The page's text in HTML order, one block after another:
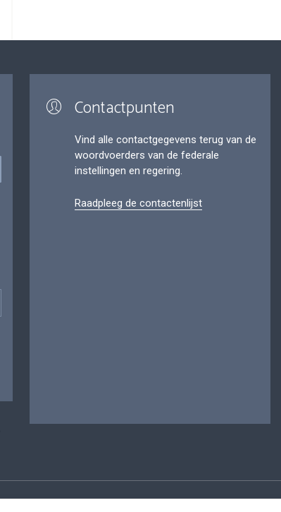
Contactpunten
Vind alle contactgegevens terug van de
woordvoerders van de federale
instellingen en regering.
Raadpleeg de contactenlijst